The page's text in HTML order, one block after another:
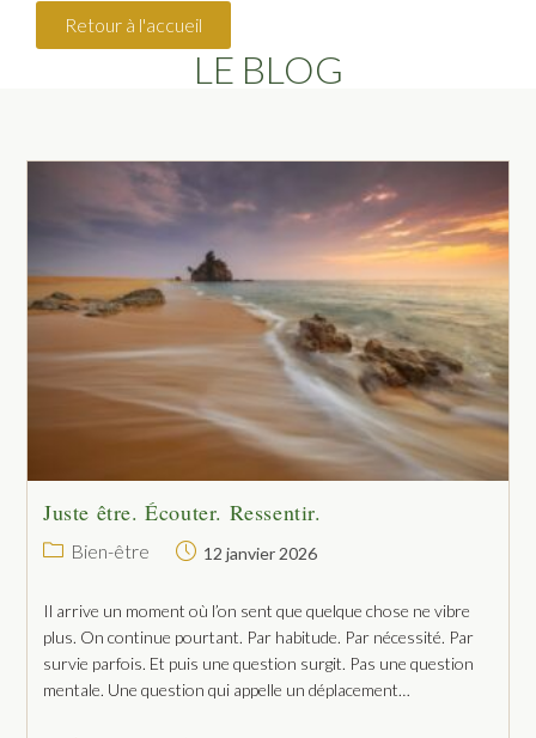
Retour à l'accueil
LE BLOG
Juste être. Écouter. Ressentir.
Bien-être 12 janvier 2026
Il arrive un moment où l’on sent que quelque chose ne vibre
plus. On continue pourtant. Par habitude. Par nécessité. Par
survie parfois. Et puis une question surgit. Pas une question
mentale. Une question qui appelle un déplacement…